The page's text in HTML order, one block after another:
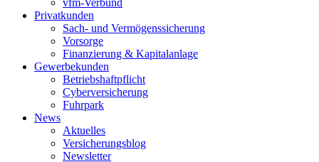
vfm-Verbund
Privatkunden
Sach- und Vermögenssicherung
Vorsorge
Finanzierung & Kapitalanlage
Gewerbekunden
Betriebshaftpflicht
Cyberversicherung
Fuhrpark
News
Aktuelles
Versicherungsblog
Newsletter